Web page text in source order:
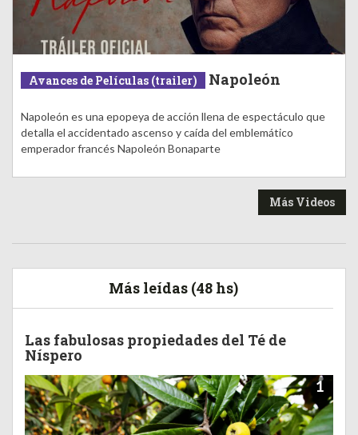
Avances de Películas (trailer) Napoleón
Napoleón es una epopeya de acción llena de espectáculo que
detalla el accidentado ascenso y caída del emblemático
emperador francés Napoleón Bonaparte
Más Videos
Más leídas (48 hs)
Las fabulosas propiedades del Té de
Níspero
1